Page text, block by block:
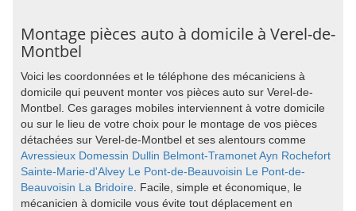
Montage pièces auto à domicile à Verel-de-
Montbel
Voici les coordonnées et le téléphone des mécaniciens à
domicile qui peuvent monter vos pièces auto sur Verel-de-
Montbel. Ces garages mobiles interviennent à votre domicile
ou sur le lieu de votre choix pour le montage de vos pièces
détachées sur Verel-de-Montbel et ses alentours comme
Avressieux Domessin Dullin Belmont-TramonetAyn Rochefort
Sainte-Marie-d'Alvey Le Pont-de-Beauvoisin Le Pont-de-
Beauvoisin La Bridoire. Facile, simple et économique, le
mécanicien à domicile vous évite tout déplacement en